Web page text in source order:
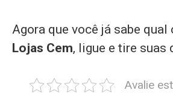
Agora que você já sabe qual
Lojas Cem, ligue e tire suas
Avalie